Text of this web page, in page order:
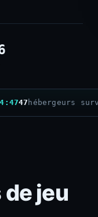
47 hébergeurs
jeu